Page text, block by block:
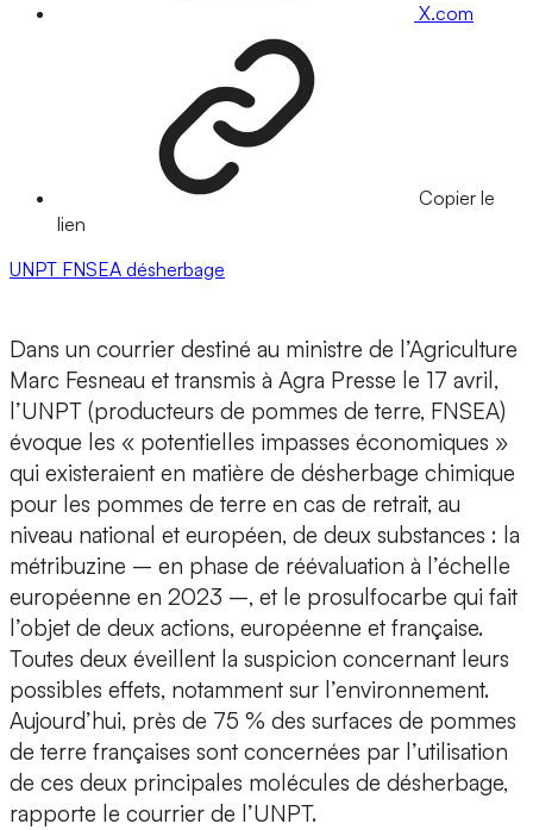
X.com
Copier le
lien
UNPT FNSEA désherbage
Dans un courrier destiné au ministre de l’Agriculture
Marc Fesneau et transmis à Agra Presse le 17 avril,
l’UNPT (producteurs de pommes de terre, FNSEA)
évoque les « potentielles impasses économiques »
qui existeraient en matière de désherbage chimique
pour les pommes de terre en cas de retrait, au
niveau national et européen, de deux substances : la
métribuzine – en phase de réévaluation à l’échelle
européenne en 2023 –, et le prosulfocarbe qui fait
l’objet de deux actions, européenne et française.
Toutes deux éveillent la suspicion concernant leurs
possibles effets, notamment sur l’environnement.
Aujourd’hui, près de 75 % des surfaces de pommes
de terre françaises sont concernées par l’utilisation
de ces deux principales molécules de désherbage,
rapporte le courrier de l’UNPT.